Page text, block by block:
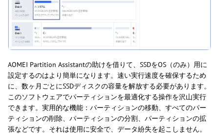
AOMEI Partition Assistantの助けを借りて、SSDをOS（のみ）用に
設定するのはより簡単になります。速い実行速度を確保するため
に、数ヶ月ごとにSSDディスクの容量を解放する必要があります。
このソフトウェアでパーティションを最適化する操作を沢山実行
できます。実用的な機能：パーティションの移動、すべてのパー
ティションの削除、パーティションの分割、パーティションの拡
張などです。それは使用に安全で、データ紛失を起こしません。